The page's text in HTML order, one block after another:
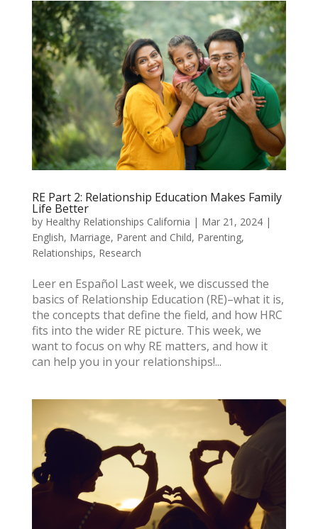
RE Part 2: Relationship Education Makes Family
Life Better
by Healthy Relationships California | Mar 21, 2024|
English, Marriage, Parent and Child, Parenting,
Relationships, Research
Leer en Español Last week, we discussed the
basics of Relationship Education (RE)–what it is,
the concepts that define the field, and how HRC
fits into the wider RE picture. This week, we
want to focus on why RE matters, and how it
can help you in your relationships!...